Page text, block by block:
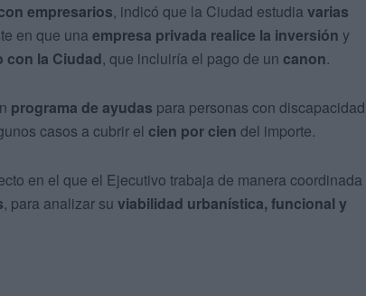
empresarios, indicó que la Ciudad estudia varias
en que una empresa privada realice la inversión y
con la Ciudad, que incluiría el pago de un canon.
programa de ayudas para personas con discapacidad
casos a cubrir el cien por cien del importe.
en el que el Ejecutivo trabaja de manera coordinada
, para analizar su viabilidad urbanística, funcional y